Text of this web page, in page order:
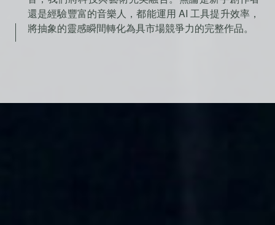
還是經驗豐富的音樂人，都能運用 AI 工具提升效率，
將抽象的靈感瞬間轉化為具市場競爭力的完整作品。